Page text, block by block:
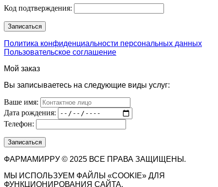
Код подтверждения:
Политика конфиденциальности персональных данных
Пользовательское соглашение
Мой заказ
Вы записываетесь на следующие виды услуг:
Ваше имя:
Дата рождения:
Телефон:
ФАРМАМИРРУ © 2025 ВСЕ ПРАВА ЗАЩИЩЕНЫ.
МЫ ИСПОЛЬЗУЕМ ФАЙЛЫ «COOKIE» ДЛЯ
ФУНКЦИОНИРОВАНИЯ САЙТА.